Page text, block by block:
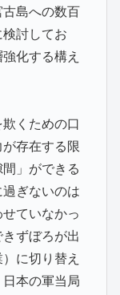
島への数百
討してお
化する構え
くための口
存在する限
」ができる
ぎないのは
ていなかっ
ずぼろが出
に切り替え
本の軍当局